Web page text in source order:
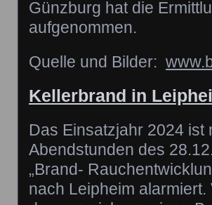
Günzburg hat die
aufgenommen.
Quelle und Bilder:
Kellerbrand in
Das Einsatzjahr 2024 ist
Abendstunden des
„Brand-
nach Leipheim